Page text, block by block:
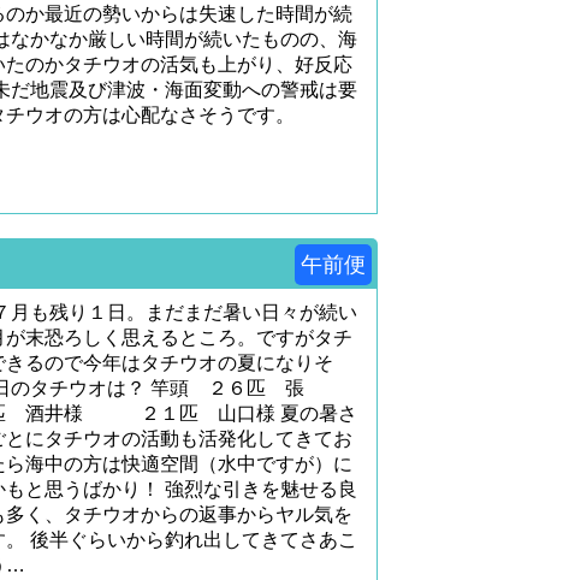
か最近の勢いからは失速した時間が続
なかなか厳しい時間が続いたものの、海
のかタチウオの活気も上がり、好反応
だ地震及び津波・海面変動への警戒は要
ウオの方は心配なさそうです。
午前便
月も残り１日。まだまだ暑い日々が続い
末恐ろしく思えるところ。ですがタチ
きるので今年はタチウオの夏になりそ
のタチウオは？ 竿頭 ２６匹 張
井様 ２１匹 山口様 夏の暑さ
とにタチウオの活動も活発化してきてお
ら海中の方は快適空間（水中ですが）に
と思うばかり！ 強烈な引きを魅せる良
く、タチウオからの返事からヤル気を
後半ぐらいから釣れ出してきてさあこ
…